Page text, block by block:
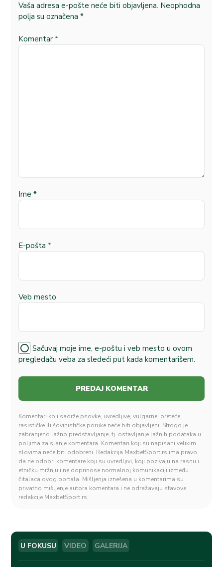
Vaša adresa e-pošte neće biti objavljena. Neophodna
polja su označena *
Komentar *
Ime *
E-pošta *
Veb mesto
Sačuvaj moje ime, e-poštu i veb mesto u ovom
pregledaču veba za sledeći put kada komentarišem.
Komentari koji sadrže psovke, uvredljive, vulgarne, preteće,
rasističke ili šovinističke poruke neće biti objavljeni. Strogo je
zabranjeno lažno predstavljanje, tj. ostavljanje lažnih podataka u
poljima za slanje komentara. Komentari koji su napisani velikim
slovima neće biti odobreni. Redakcija MaxbetSport.rs ima pravo
da ne odobri komentare koji su uvredljivi, koji pozivaju na rasnu i
etničku mržnju i ne doprinose normalnoj komunikaciji između
čitalaca ovog portala. Mišljenja iznešena u komentarima su
privatno mišljenje autora komentara i ne odražavaju stavove
redakcije MaxbetSport.rs.
U FOKUSU VIDEO GALERIJA